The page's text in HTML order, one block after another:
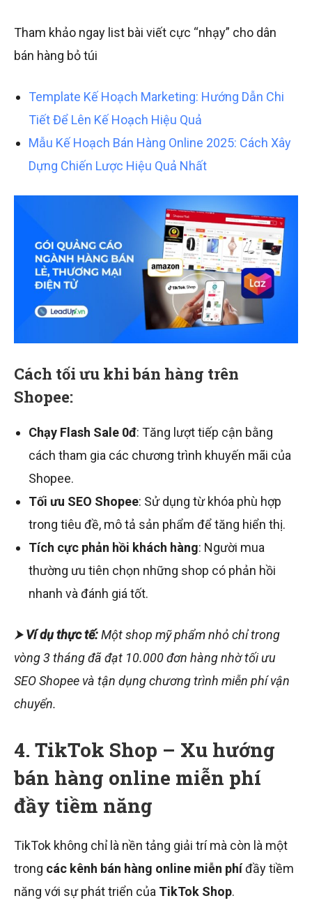
Tham khảo ngay list bài viết cực “nhạy” cho dân
bán hàng bỏ túi
Template Kế Hoạch Marketing: Hướng Dẫn Chi
Tiết Để Lên Kế Hoạch Hiệu Quả
Mẫu Kế Hoạch Bán Hàng Online 2025: Cách Xây
Dựng Chiến Lược Hiệu Quả Nhất
Cách tối ưu khi bán hàng trên
Shopee:
Chạy Flash Sale 0đ: Tăng lượt tiếp cận bằng
cách tham gia các chương trình khuyến mãi của
Shopee.
Tối ưu SEO Shopee: Sử dụng từ khóa phù hợp
trong tiêu đề, mô tả sản phẩm để tăng hiển thị.
Tích cực phản hồi khách hàng: Người mua
thường ưu tiên chọn những shop có phản hồi
nhanh và đánh giá tốt.
⮞Ví dụ thực tế:Một shop mỹ phẩm nhỏ chỉ trong
vòng 3 tháng đã đạt 10.000 đơn hàng nhờ tối ưu
SEO Shopee và tận dụng chương trình miễn phí vận
chuyển.
4. TikTok Shop – Xu hướng
bán hàng online miễn phí
đầy tiềm năng
TikTok không chỉ là nền tảng giải trí mà còn là một
trong các kênh bán hàng online miễn phíđầy tiềm
năng với sự phát triển của TikTok Shop.